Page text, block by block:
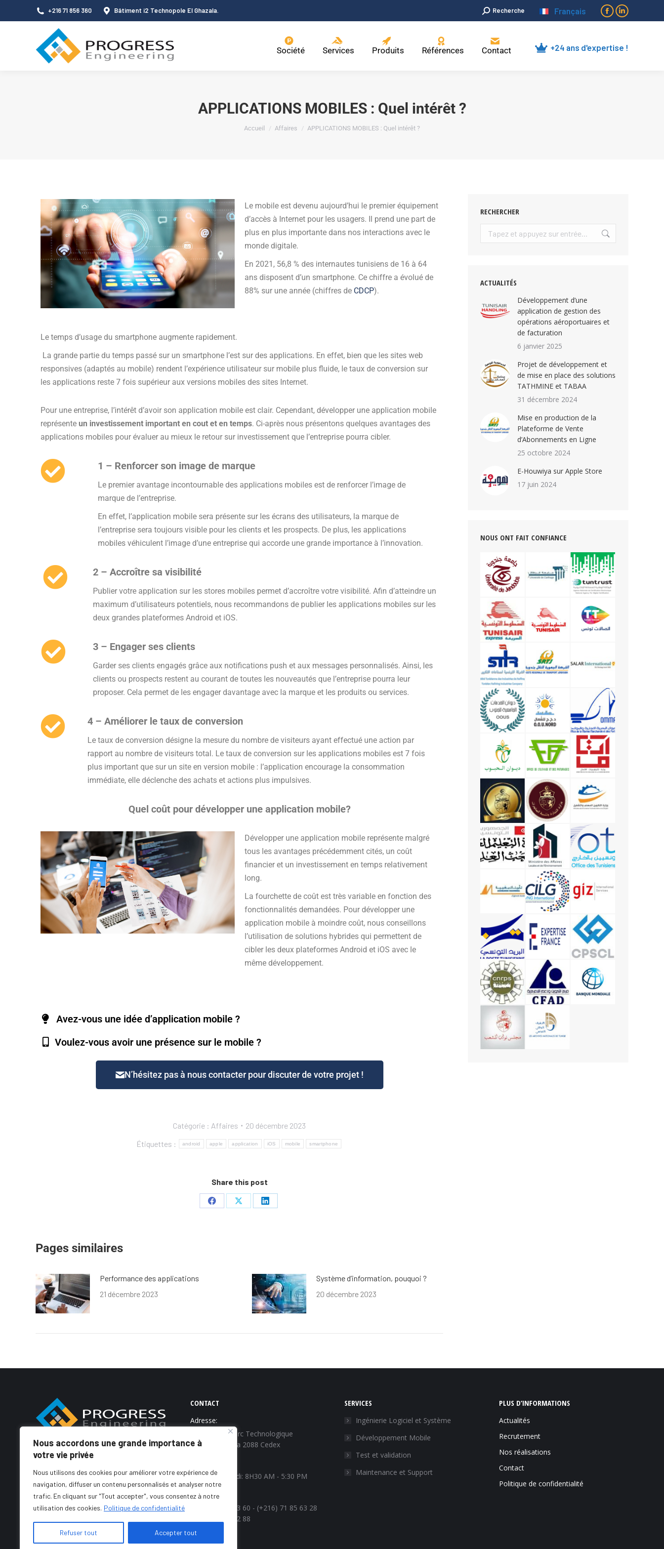
Nous accordons une grande importance à
votre vie privée
Nous utilisons des cookies pour améliorer votre expérience de
navigation, diffuser un contenu personnalisés et analyser notre
trafic. En cliquant sur "Tout accepter", vous consentez à notre
utilisation des cookies. Politique de confidentialité
Refuser tout Accepter tout
+216 71 856 360 Bâtiment i2 Technopole El Ghazala. Recherche Français
Société Services Produits Références Contact +24 ans d'expertise !
APPLICATIONS MOBILES : Quel intérêt ?
Vous êtes ici :
Accueil Affaires APPLICATIONS MOBILES : Quel intérêt ?
Le mobile est devenu aujourd’hui le premier équipement
d’accès à Internet pour les usagers. Il prend une part de
plus en plus importante dans nos interactions avec le
monde digitale.
En 2021, 56,8 % des internautes tunisiens de 16 à 64
ans disposent d’un smartphone. Ce chiffre a évolué de
88% sur une année (chiffres de CDCP).
Le temps d’usage du smartphone augmente rapidement.
La grande partie du temps passé sur un smartphone l’est sur des applications. En effet, bien que les sites web
responsives (adaptés au mobile) rendent l’expérience utilisateur sur mobile plus fluide, le taux de conversion sur
les applications reste 7 fois supérieur aux versions mobiles des sites Internet.
Pour une entreprise, l’intérêt d’avoir son application mobile est clair. Cependant, développer une application mobile
représente un investissement important en cout et en temps. Ci-après nous présentons quelques avantages des
applications mobiles pour évaluer au mieux le retour sur investissement que l’entreprise pourra cibler.
1 – Renforcer son image de marque
Le premier avantage incontournable des applications mobiles est de renforcer l’image de
marque de l’entreprise.
En effet, l’application mobile sera présente sur les écrans des utilisateurs, la marque de
l’entreprise sera toujours visible pour les clients et les prospects. De plus, les applications
mobiles véhiculent l’image d’une entreprise qui accorde une grande importance à l’innovation.
2 – Accroître sa visibilité
Publier votre application sur les stores mobiles permet d’accroître votre visibilité. Afin d’atteindre un
maximum d’utilisateurs potentiels, nous recommandons de publier les applications mobiles sur les
deux grandes plateformes Android et iOS.
3 – Engager ses clients
Garder ses clients engagés grâce aux notifications push et aux messages personnalisés. Ainsi, les
clients ou prospects restent au courant de toutes les nouveautés que l’entreprise pourra leur
proposer. Cela permet de les engager davantage avec la marque et les produits ou services.
4 – Améliorer le taux de conversion
Le taux de conversion désigne la mesure du nombre de visiteurs ayant effectué une action par
rapport au nombre de visiteurs total. Le taux de conversion sur les applications mobiles est 7 fois
plus important que sur un site en version mobile : l’application encourage la consommation
immédiate, elle déclenche des achats et actions plus impulsives.
Quel coût pour développer une application mobile?
Développer une application mobile représente malgré
tous les avantages précédemment cités, un coût
financier et un investissement en temps relativement
long.
La fourchette de coût est très variable en fonction des
fonctionnalités demandées. Pour développer une
application mobile à moindre coût, nous conseillons
l’utilisation de solutions hybrides qui permettent de
cibler les deux plateformes Android et iOS avec le
même développement.
Avez-vous une idée d’application mobile ?
Voulez-vous avoir une présence sur le mobile ?
N’hésitez pas à nous contacter pour discuter de votre projet !
Catégorie : Affaires
20 décembre 2023
Étiquettes :
android apple application iOS mobile smartphone
Share this post
Pages similaires
Performance des applications
21 décembre 2023
Système d’information, pouquoi ?
20 décembre 2023
RECHERCHER
ACTUALITÉS
Développement d’une
application de gestion des
opérations aéroportuaires et
de facturation
6 janvier 2025
Projet de développement et
de mise en place des solutions
TATHMINE et TABAA
31 décembre 2024
Mise en production de la
Plateforme de Vente
d’Abonnements en Ligne
25 octobre 2024
E-Houwiya sur Apple Store
17 juin 2024
NOUS ONT FAIT CONFIANCE
Progress Engineering est une société de
l’étude, le conseil et le développement
informatique. Crée en 2000 par trois
ingénieurs, notre société a acquit un
savoir faire…Lire la suite.
CONTACT
Adresse:
Bâtiment i2 Parc Technologique
Elgazala, Ariana 2088 Cedex
Lundi - Vendredi: 8H30 AM - 5:30 PM
Téléphone:
(+216) 71 85 63 60 - (+216) 71 85 63 28
(+216) 71 85 82 88
Trouvez nous sur :
SERVICES
Ingénierie Logiciel et Système
Développement Mobile
Test et validation
Maintenance et Support
PLUS D’INFORMATIONS
Actualités
Recrutement
Nos réalisations
Contact
Politique de confidentialité